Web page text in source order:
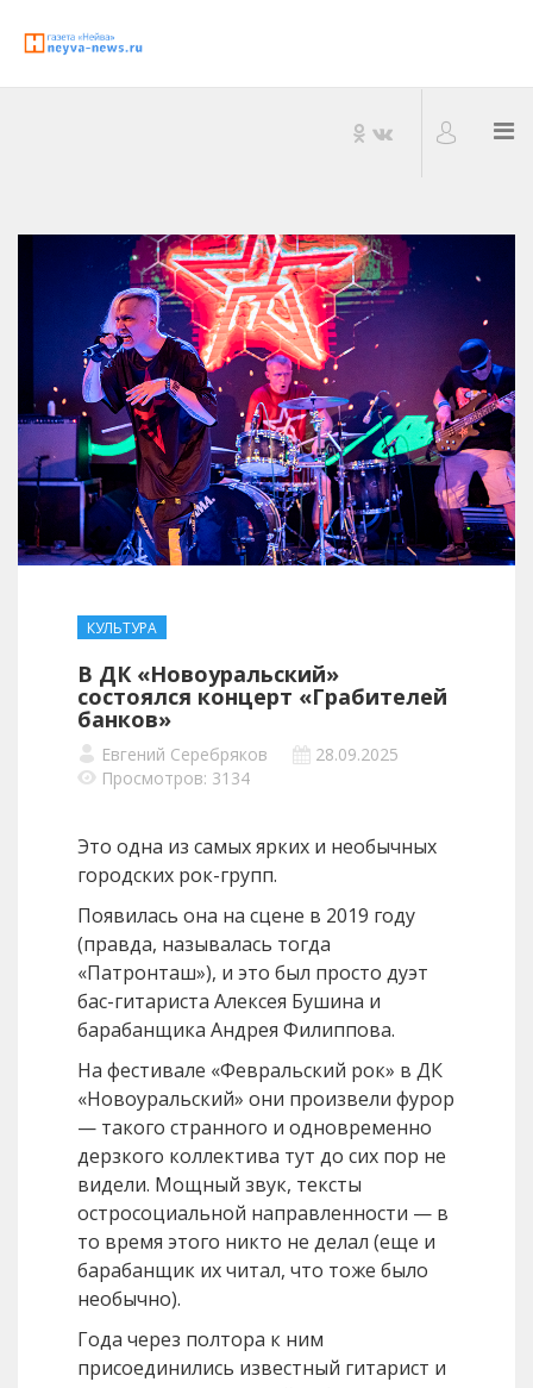
КУЛЬТУРА
В ДК «Новоуральский»
состоялся концерт «Грабителей
банков»
Евгений Серебряков
28.09.2025
Просмотров: 3134
Это одна из самых ярких и необычных
городских рок-групп.
Появилась она на сцене в 2019 году
(правда, называлась тогда
«Патронташ»), и это был просто дуэт
бас-гитариста Алексея Бушина и
барабанщика Андрея Филиппова.
На фестивале «Февральский рок» в ДК
«Новоуральский» они произвели фурор
— такого странного и одновременно
дерзкого коллектива тут до сих пор не
видели. Мощный звук, тексты
остросоциальной направленности — в
то время этого никто не делал (еще и
барабанщик их читал, что тоже было
необычно).
Года через полтора к ним
присоединились известный гитарист и